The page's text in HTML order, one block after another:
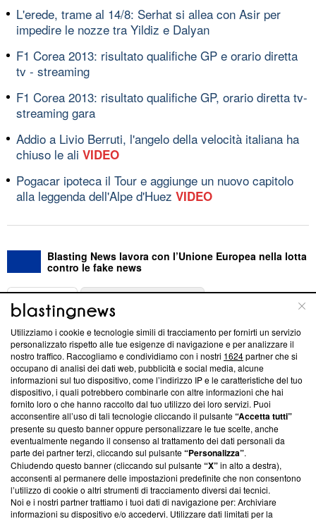
L'erede, trame al 14/8: Serhat si allea con Asir per
impedire le nozze tra Yildiz e Dalyan
F1 Corea 2013: risultato qualifiche GP e orario diretta
tv - streaming
F1 Corea 2013: risultato qualifiche GP, orario diretta tv-
streaming gara
Addio a Livio Berruti, l'angelo della velocità italiana ha
chiuso le ali VIDEO
Pogacar ipoteca il Tour e aggiunge un nuovo capitolo
alla leggenda dell'Alpe d'Huez VIDEO
Blasting News lavora con l’Unione Europea nella lotta
contro le fake news
ABOUT
Questa sezione offre informazioni trasparenti su Blasting
News, sui nostri processi editoriali e su come ci impegniamo a
creare news di qualità. Inoltre, afferma la nostra aderenza a
‘Trust Project - News with Integrity’Blasting News non è
ancora membro del programma, ma ha richiesto di farne
parte; Trust Project non ha ancora effettuato una verifica di
conformità agli standard.
Su di noi
Team editoriale
Corporate
Utilizziamo i cookie e tecnologie simili di tracciamento per fornirti un servizio
personalizzato rispetto alle tue esigenze di navigazione e per analizzare il
nostro traffico. Raccogliamo e condividiamo con i nostri 1624partner che si
occupano di analisi dei dati web, pubblicità e social media, alcune
informazioni sul tuo dispositivo, come l’indirizzo IP e le caratteristiche del tuo
dispositivo, i quali potrebbero combinarle con altre informazioni che hai
fornito loro o che hanno raccolto dal tuo utilizzo dei loro servizi. Puoi
acconsentire all’uso di tali tecnologie cliccando il pulsante“Accetta tutti”
presente su questo banner oppure personalizzare le tue scelte, anche
eventualmente negando il consenso al trattamento dei dati personali da
parte dei partner terzi, cliccando sul pulsante“Personalizza”.
Chiudendo questo banner (cliccando sul pulsante“X”in alto a destra),
acconsenti al permanere delle impostazioni predefinite che non consentono
l’utilizzo di cookie o altri strumenti di tracciamento diversi dai tecnici.
Noi e i nostri partner trattiamo i tuoi dati di navigazione per: Archiviare
informazioni su dispositivo e/o accedervi. Utilizzare dati limitati per la